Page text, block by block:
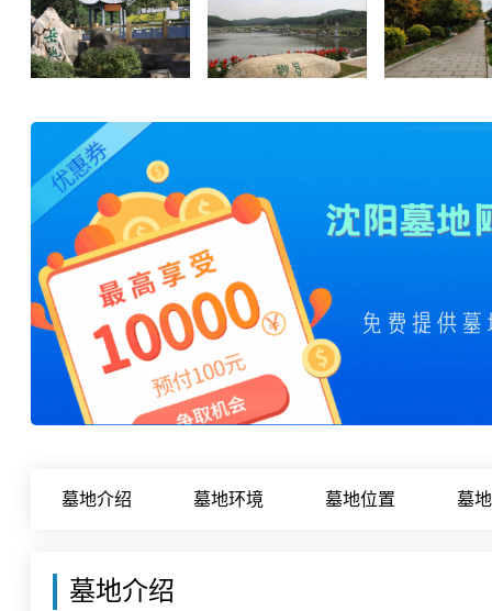
墓地介绍 墓地环境 墓地位置 墓
墓地介绍